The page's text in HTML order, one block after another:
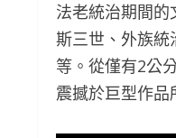
法老統治期間
斯三世、外族統
等。從僅有2公
震撼於巨型作品